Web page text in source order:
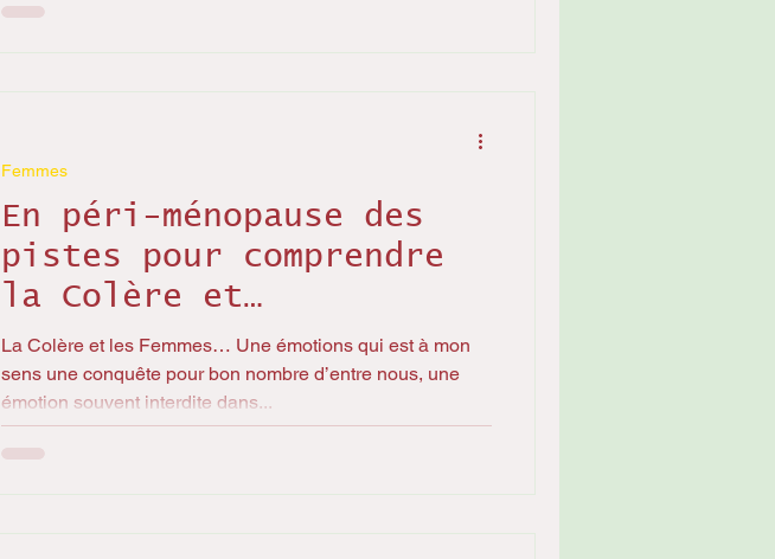
En péri-ménopause des
pistes pour comprendre
la Colère et
l'irritabilité
La Colère et les Femmes… Une émotions qui est à mon
sens une conquête pour bon nombre d’entre nous, une
émotion souvent interdite dans...
Femmes